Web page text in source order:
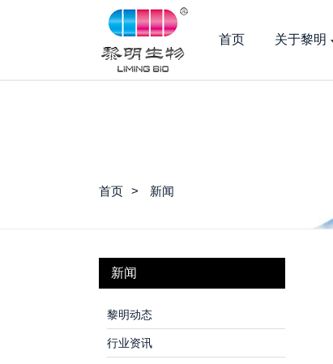
首页 关于黎明
首页 新闻
新闻
黎明动态
行业资讯